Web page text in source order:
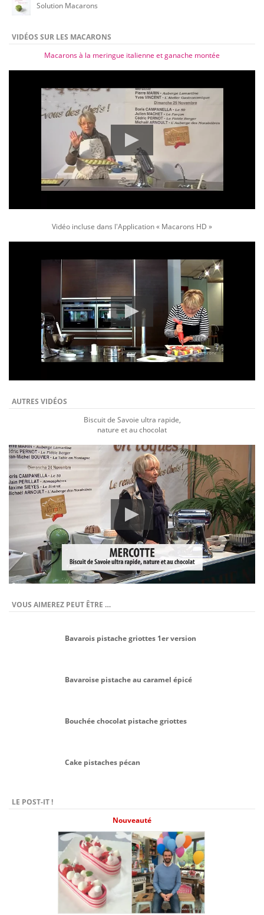
Solution Macarons
VIDÉOS SUR LES MACARONS
Macarons à la meringue italienne et ganache montée
Vidéo incluse dans l'Application « Macarons HD »
AUTRES VIDÉOS
Biscuit de Savoie ultra rapide,
nature et au chocolat
VOUS AIMEREZ PEUT ÊTRE …
Bavarois pistache griottes 1er version
Bavaroise pistache au caramel épicé
Bouchée chocolat pistache griottes
Cake pistaches pécan
LE POST-IT !
Nouveauté